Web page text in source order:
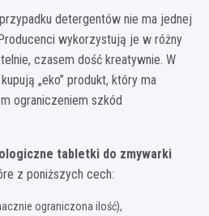
detergentów nie ma jednej
wykorzystują je w różny
czasem dość kreatywnie. W
„eko” produkt, który ma
ograniczeniem szkód
tabletki do zmywarki
z poniższych cech:
ograniczona ilość),